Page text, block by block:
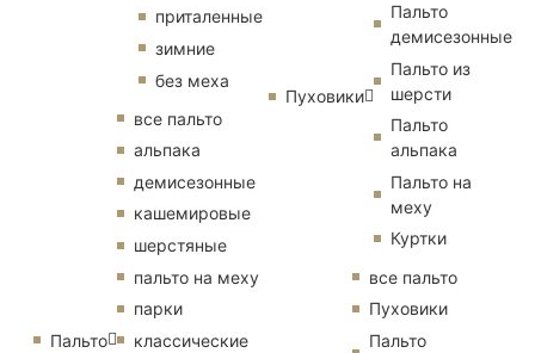
приталенные
зимние
без меха
Пальто
все пальто
альпака
демисезонные
кашемировые
шерстяные
пальто на меху
парки
классические
Пуховики
Пальто
демисезонные
Пальто из
шерсти
Пальто
альпака
Пальто на
меху
Куртки
все пальто
Пуховики
Пальто